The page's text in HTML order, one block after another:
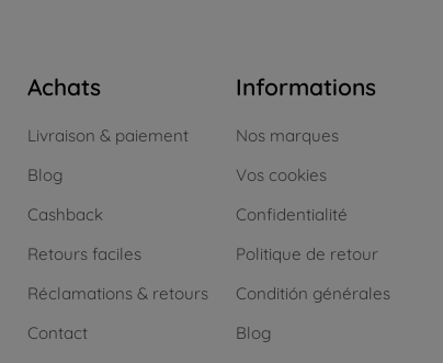
Achats
Livraison & paiement
Blog
Cashback
Retours faciles
Réclamations & retours
Contact
Informations
Nos marques
Vos cookies
Confidentialité
Politique de retour
Conditión générales
Blog